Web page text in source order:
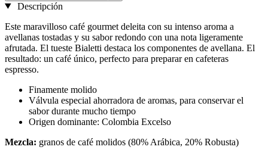
Descripción
Este maravilloso café gourmet deleita con su intenso aroma a
avellanas tostadas y su sabor redondo con una nota ligeramente
afrutada. El tueste Bialetti destaca los componentes de avellana. El
resultado: un café único, perfecto para preparar en cafeteras
espresso.
Finamente molido
Válvula especial ahorradora de aromas, para conservar el
sabor durante mucho tiempo
Origen dominante: Colombia Excelso
Mezcla: granos de café molidos (80% Arábica, 20% Robusta)